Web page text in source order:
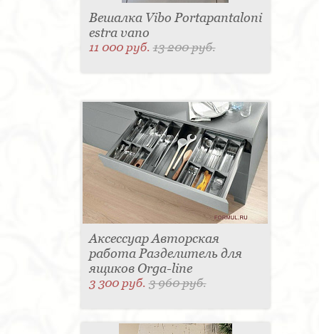
Вешалка Vibo Portapantaloni
estra vano
11 000 руб.13 200 руб.
Аксессуар Авторская
работа Разделитель для
ящиков Orga-line
3 300 руб.3 960 руб.